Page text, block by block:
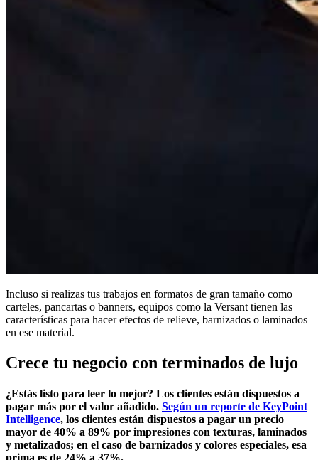
Incluso si realizas tus trabajos en formatos de gran tamaño como
carteles, pancartas o banners, equipos como la Versant tienen las
características para hacer efectos de relieve, barnizados o laminados
en ese material.
Crece tu negocio con terminados de lujo
¿Estás listo para leer lo mejor? Los clientes están dispuestos a
pagar más por el valor añadido. Según un reporte de KeyPoint
Intelligence, los clientes están dispuestos a pagar un precio
mayor de 40% a 89% por impresiones con texturas, laminados
y metalizados; en el caso de barnizados y colores especiales, esa
prima es de 24% a 37%.